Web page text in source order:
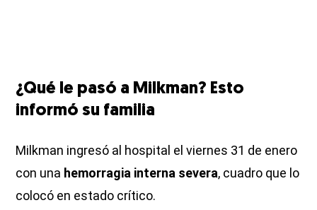
¿Qué le pasó a Milkman? Esto
informó su familia
Milkman ingresó al hospital el viernes 31 de enero
con una hemorragia interna severa, cuadro que lo
colocó en estado crítico.